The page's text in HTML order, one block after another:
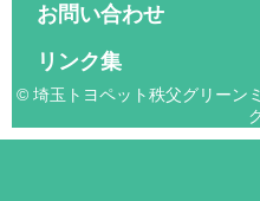
お問い合わせ
リンク集
© 埼玉トヨペット秩父グリーン